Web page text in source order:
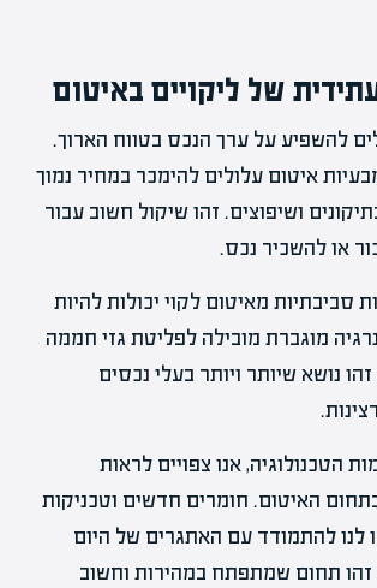
של ליקויים באיטום
להשפיע על ערך הנכס בטווח הארוך.
איטום עלולים להימכר במחיר נמוך
ושיפוצים. זהו שיקול חשוב עבור
או להשכיר נכס.
סביבתיות מאיטום לקוי יכולות להיות
מוגברת מובילה לפליטת גזי חממה
נושא שיותר ויותר בעלי נכסים
הטכנולוגיה, אנו צפויים לראות
האיטום. חומרים חדשים וטכניקות
לנו להתמודד עם האתגרים של היום
זהו תחום שמתפתח במהירות וחשוב